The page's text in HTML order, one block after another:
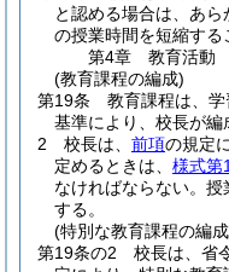
と認める場合は、あ
の授業時間を短縮する
第4章
教育活動
(教育課程の編成)
第19条
教育課程は、
基準により、校長が編
2
校長は、 前項の規定
定めるときは、 様式第
なければならない。 授
する。
(特別な教育課程の編
第19条の2
校長は、省